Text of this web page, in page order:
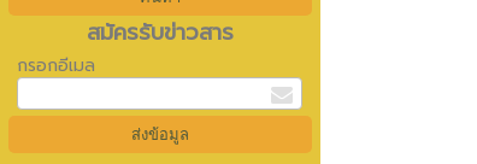
สมัครรับข่าวสาร
กรอกอีเมล